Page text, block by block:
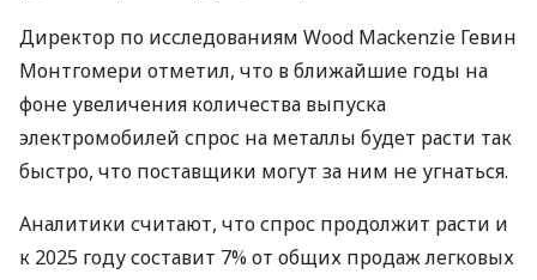
Директор по исследованиям Wood Mackenzie Гевин
Монтгомери отметил, что в ближайшие годы на
фоне увеличения количества выпуска
электромобилей спрос на металлы будет расти так
быстро, что поставщики могут за ним не угнаться.
Аналитики считают, что спрос продолжит расти и
к 2025 году составит 7% от общих продаж легковых